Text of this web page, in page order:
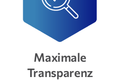
Maximale
Transparenz